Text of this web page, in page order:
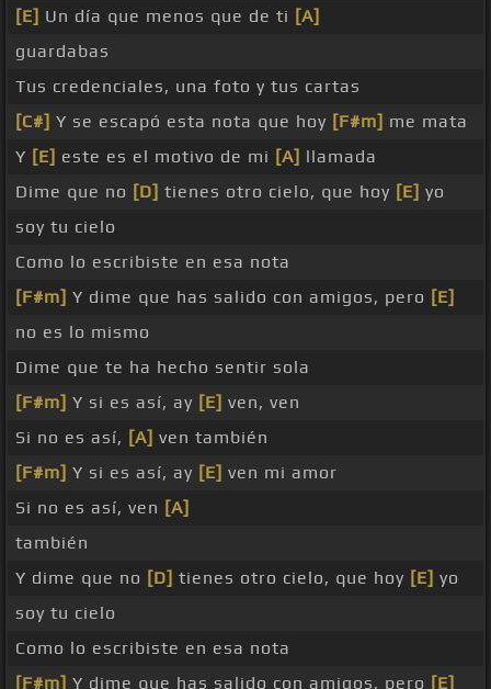
[E] Un día que menos que de ti [A]
guardabas
Tus credenciales, una foto y tus cartas
[C#] Y se escapó esta nota que hoy [F#m] me mata
Y [E] este es el motivo de mi [A] llamada
Dime que no [D] tienes otro cielo, que hoy [E] yo
soy tu cielo
Como lo escribiste en esa nota
[F#m] Y dime que has salido con amigos, pero [E]
no es lo mismo
Dime que te ha hecho sentir sola
[F#m] Y si es así, ay [E] ven, ven
Si no es así, [A] ven también
[F#m] Y si es así, ay [E] ven mi amor
Si no es así, ven [A]
también
Y dime que no [D] tienes otro cielo, que hoy [E] yo
soy tu cielo
Como lo escribiste en esa nota
[F#m] Y dime que has salido con amigos, pero [E]